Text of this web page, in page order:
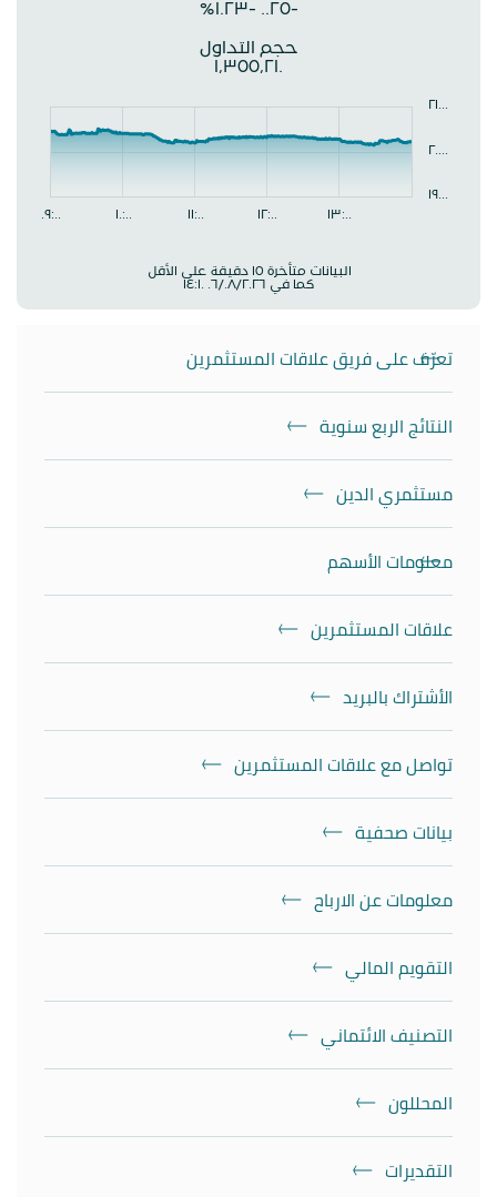
تعرّف على فريق علاقات المستثمرين
النتائج الربع سنوية
مستثمري الدين
معلومات الأسهم
علاقات المستثمرين
الأشتراك بالبريد
تواصل مع علاقات المستثمرين
بيانات صحفية
معلومات عن الارباح
التقويم المالي
التصنيف الائتماني
المحللون
التقديرات